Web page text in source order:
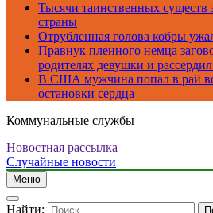
Тысячи таинственных существ
страны
Отрубленная голова кобры
Правнук пленного немца
родителях девушки и
В США мужчина попал в рай
остановки сердца
Коммунальные службы
Новостная рассылка
Случайные новости
Меню
Найти: